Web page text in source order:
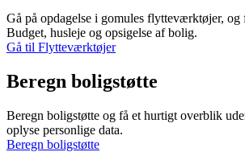
Gå på opdagelse i gomules flytteværktøjer, og
Budget, husleje og opsigelse af bolig.
Gå til Flytteværktøjer
Beregn boligstøtte
Beregn boligstøtte og få et hurtigt overblik
oplyse personlige data.
Beregn boligstøtte